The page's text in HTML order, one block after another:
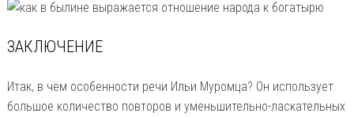
ЗАКЛЮЧЕНИЕ
Итак, в чём особенности речи Ильи Муромца? Он использует
большое количество повторов и уменьшительно-ласкательных